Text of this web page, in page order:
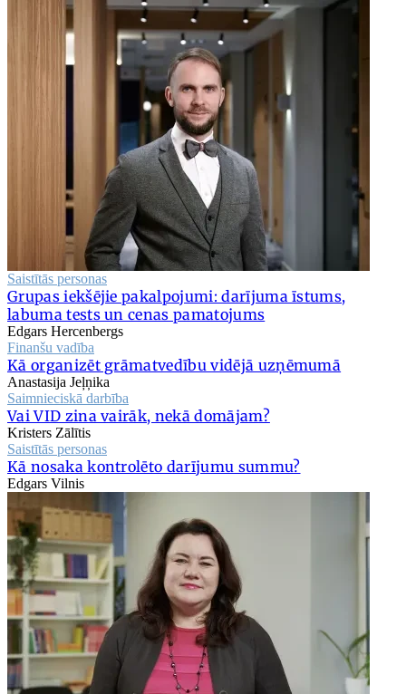
Saistītās personas
Grupas iekšējie pakalpojumi: darījuma īstums,
labuma tests un cenas pamatojums
Edgars Hercenbergs
Finanšu vadība
Kā organizēt grāmatvedību vidējā uzņēmumā
Anastasija Jeļņika
Saimnieciskā darbība
Vai VID zina vairāk, nekā domājam?
Kristers Zālītis
Saistītās personas
Kā nosaka kontrolēto darījumu summu?
Edgars Vilnis